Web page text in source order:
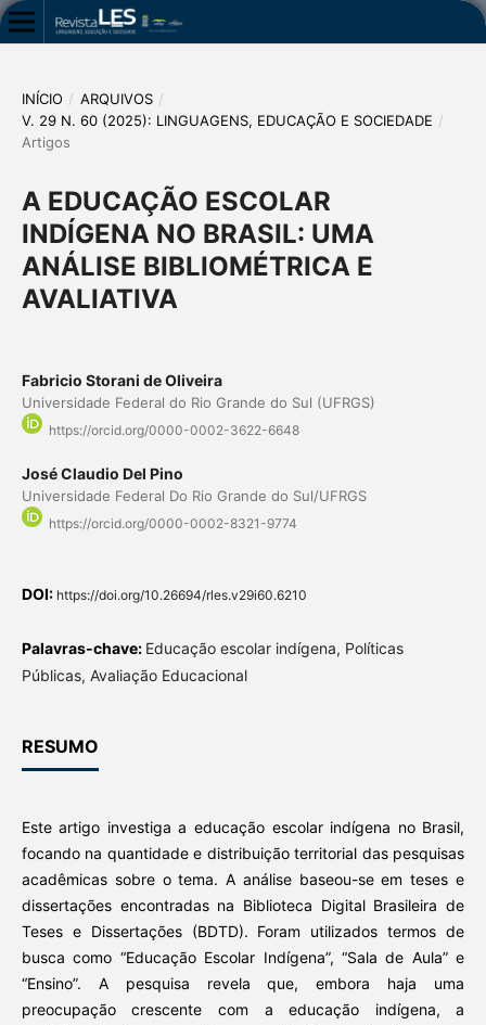
INÍCIO / ARQUIVOS /
V. 29 N. 60 (2025): LINGUAGENS, EDUCAÇÃO E SOCIEDADE /
Artigos
A EDUCAÇÃO ESCOLAR
INDÍGENA NO BRASIL: UMA
ANÁLISE BIBLIOMÉTRICA E
AVALIATIVA
Fabricio Storani de Oliveira
Universidade Federal do Rio Grande do Sul (UFRGS)
https://orcid.org/0000-0002-3622-6648
José Claudio Del Pino
Universidade Federal Do Rio Grande do Sul/UFRGS
https://orcid.org/0000-0002-8321-9774
DOI: https://doi.org/10.26694/rles.v29i60.6210
Palavras-chave: Educação escolar indígena, Políticas
Públicas, Avaliação Educacional
RESUMO
Este artigo investiga a educação escolar indígena no Brasil,
focando na quantidade e distribuição territorial das pesquisas
acadêmicas sobre o tema. A análise baseou-se em teses e
dissertações encontradas na Biblioteca Digital Brasileira de
Teses e Dissertações (BDTD). Foram utilizados termos de
busca como “Educação Escolar Indígena”, “Sala de Aula” e
“Ensino”. A pesquisa revela que, embora haja uma
preocupação crescente com a educação indígena, a